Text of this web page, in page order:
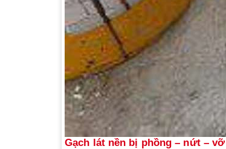
Gạch lát nền bị phồng – nứt – vỡ